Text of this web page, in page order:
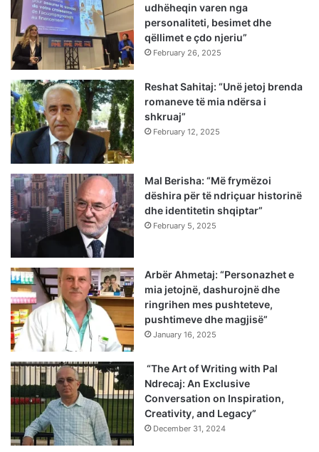
udhëheqin varen nga
personaliteti, besimet dhe
qëllimet e çdo njeriu”
February 26, 2025
Reshat Sahitaj: “Unë jetoj brenda
romaneve të mia ndërsa i
shkruaj”
February 12, 2025
Mal Berisha: “Më frymëzoi
dëshira për të ndriçuar historinë
dhe identitetin shqiptar”
February 5, 2025
Arbër Ahmetaj: “Personazhet e
mia jetojnë, dashurojnë dhe
ringrihen mes pushteteve,
pushtimeve dhe magjisë”
January 16, 2025
“The Art of Writing with Pal
Ndrecaj: An Exclusive
Conversation on Inspiration,
Creativity, and Legacy”
December 31, 2024